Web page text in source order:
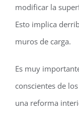
modificar la
Esto implica
muros de carga.
Es muy
conscientes de
una reforma